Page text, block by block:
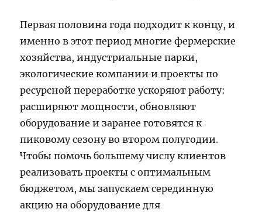
Первая половина года подходит к концу, и
именно в этот период многие фермерские
хозяйства, индустриальные парки,
экологические компании и проекты по
ресурсной переработке ускоряют работу:
расширяют мощности, обновляют
оборудование и заранее готовятся к
пиковому сезону во втором полугодии.
Чтобы помочь большему числу клиентов
реализовать проекты с оптимальным
бюджетом, мы запускаем серединную
акцию на оборудование для